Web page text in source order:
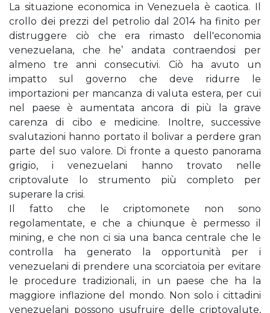
La situazione economica in Venezuela è caotica. Il
crollo dei prezzi del petrolio dal 2014 ha finito per
distruggere ciò che era rimasto dell'economia
venezuelana, che he’ andata contraendosi per
almeno tre anni consecutivi. Ciò ha avuto un
impatto sul governo che deve ridurre le
importazioni per mancanza di valuta estera, per cui
nel paese è aumentata ancora di più la grave
carenza di cibo e medicine. Inoltre, successive
svalutazioni hanno portato il bolivar a perdere gran
parte del suo valore. Di fronte a questo panorama
grigio, i venezuelani hanno trovato nelle
criptovalute lo strumento più completo per
superare la crisi.
Il fatto che le criptomonete non sono
regolamentate, e che a chiunque è permesso il
mining, e che non ci sia una banca centrale che le
controlla ha generato la opportunità per i
venezuelani di prendere una scorciatoia per evitare
le procedure tradizionali, in un paese che ha la
maggiore inflazione del mondo. Non solo i cittadini
venezuelani possono usufruire delle criptovalute,